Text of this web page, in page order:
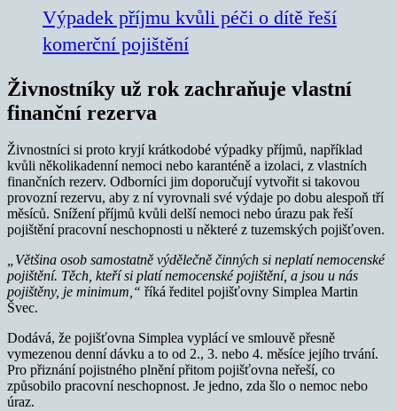
Výpadek příjmu kvůli péči o dítě řeší
komerční pojištění
Živnostníky už rok zachraňuje vlastní
finanční rezerva
Živnostníci si proto kryjí krátkodobé výpadky příjmů, například
kvůli několikadenní nemoci nebo karanténě a izolaci, z vlastních
finančních rezerv. Odborníci jim doporučují vytvořit si takovou
provozní rezervu, aby z ní vyrovnali své výdaje po dobu alespoň tří
měsíců. Snížení příjmů kvůli delší nemoci nebo úrazu pak řeší
pojištění pracovní neschopnosti u některé z tuzemských pojišťoven.
„Většina osob samostatně výdělečně činných si neplatí nemocenské
pojištění. Těch, kteří si platí nemocenské pojištění, a jsou u nás
pojištěny, je minimum,“ říká ředitel pojišťovny Simplea Martin
Švec.
Dodává, že pojišťovna Simplea vyplácí ve smlouvě přesně
vymezenou denní dávku a to od 2., 3. nebo 4. měsíce jejího trvání.
Pro přiznání pojistného plnění přitom pojišťovna neřeší, co
způsobilo pracovní neschopnost. Je jedno, zda šlo o nemoc nebo
úraz.